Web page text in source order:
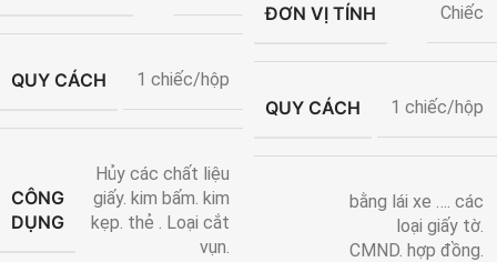
QUY CÁCH 1 chiếc/hộp
CÔNG
DỤNG
Hủy các chất liệu
giấy. kim bấm. kim
kẹp. thẻ . Loại cắt
vụn.
ĐƠN VỊ TÍNH Chiếc
QUY CÁCH 1 chiếc/hộp
bằng lái xe …. các
loại giấy tờ.
CMND. hợp đồng.